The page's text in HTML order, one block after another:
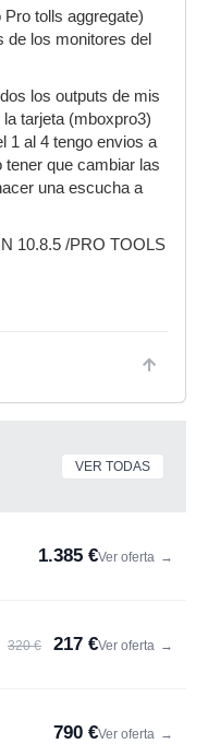
tolls aggregate)
los monitores del
los outputs de mis
tarjeta (mboxpro3)
1 al 4 tengo envios a
que cambiar las
una escucha a
10.8.5 /PRO TOOLS
VER TODAS
1.385 €Ver oferta →
320 € 217 €Ver oferta →
790 €Ver oferta →